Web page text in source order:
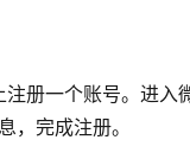
注册一个账号。进
，完成注册。